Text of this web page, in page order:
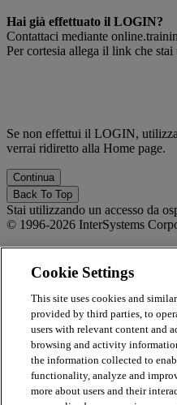
Hai già effettuato il LOGIN?
Contattaci mediante
Per cortesia allega il link che
Se non effettui il LOGIN,
verrai ridiretto alla Home page.
Back To Top
Stai utilizzando un accesso da
© 1996-2026 InterSystems
Privacy Statement
Terms of Service
Accessibility
Guarantee
Totara
Report Issue
Report Issue/Feedback
Cookie Settings
This site uses cookies and
provided by third parties, to
users with relevant content and
browsing and activity
the information collected to
functionality, analyze and
more about users and their